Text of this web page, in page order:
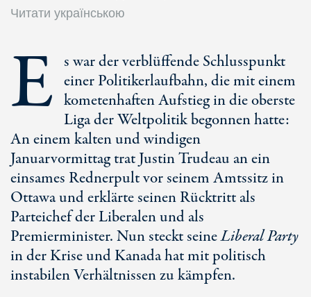
Читати українською
E s war der verblüffende Schlusspunkt
einer Politikerlaufbahn, die mit einem
kometenhaften Aufstieg in die oberste
Liga der Weltpolitik begonnen hatte:
An einem kalten und windigen
Januarvormittag trat Justin Trudeau an ein
einsames Rednerpult vor seinem Amtssitz in
Ottawa und erklärte seinen Rücktritt als
Parteichef der Liberalen und als
Premierminister. Nun steckt seineLiberal Party
in der Krise und Kanada hat mit politisch
instabilen Verhältnissen zu kämpfen.